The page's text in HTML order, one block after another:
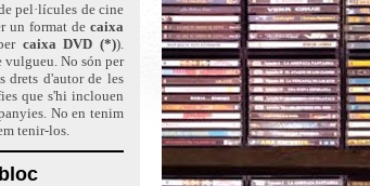
pel·lícules de cine
un format de caixa
caixa DVD (*)).
vulgueu. No són per
drets d'autor de les
que s'hi inclouen
No en tenim
tenir-los.